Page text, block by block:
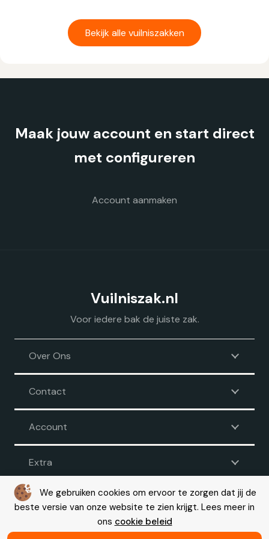
We gebruiken cookies om ervoor te zorgen dat jij de
beste versie van onze website te zien krijgt. Lees meer in
ons cookie beleid
Deze
worden
Bekijk alle vuilniszakken
Maak jouw account en start direct
met configureren
Account aanmaken
Vuilniszak.nl
Voor iedere bak de juiste zak.
Over Ons
Contact
Account
Extra
Voorwaarden|Disclaimer| Privacy| Cookie beleid
© Copyright 2026 – Vuilniszak.nl |Webdesign by Yooker